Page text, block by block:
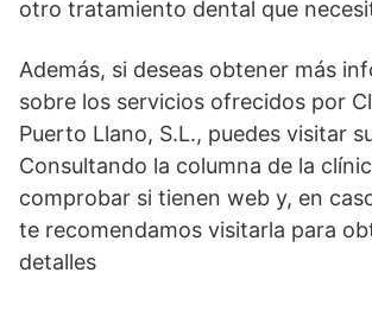
otro tratamiento dental que
Además, si deseas obtener más
sobre los servicios ofrecidos por
Puerto Llano, S.L., puedes visitar
Consultando la columna de la
comprobar si tienen web y, en
te recomendamos visitarla para
detalles